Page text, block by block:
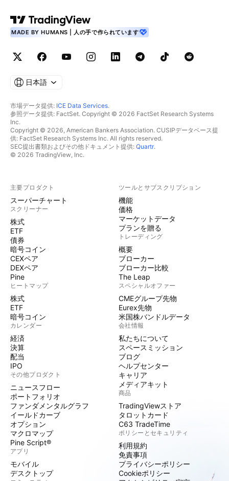
MADE BY HUMANS | 人の手で作られています
日本語
市場データ提供: ICE Data Services.
参照データ提供: FactSet. Copyright © 2026 FactSet Research Systems
Inc.
Copyright © 2026, American Bankers Association. CUSIPデータベース提
供: FactSet Research Systems Inc. All rights reserved.
SEC提出書類およびその他ドキュメント提供: Quartr.
© 2026 TradingView, Inc.
主要プロダクト
スーパーチャート
スクリーナー
株式
ETF
債券
暗号コイン
CEXペア
DEXペア
Pine
ヒートマップ
株式
ETF
暗号コイン
カレンダー
経済
決算
配当
IPO
その他プロダクト
ニュースフロー
ポートフォリオ
ファンダメンタルグラフ
イールドカーブ
オプション
マクロマップ
Pine Script®
アプリ
モバイル
デスクトップ
ツールとサブスクリプション
機能
価格
マーケットデータ
プランを贈る
トレーディング
概要
ブローカー
ブローカー比較
The Leap
スペシャルオファー
CMEグループ先物
Eurex先物
米国株バンドルデータ
会社情報
私たちについて
スペースミッション
ブログ
ヘルプセンター
キャリア
メディアキット
商品
TradingViewストア
タロットカード
C63 TradeTime
ポリシーとセキュリティ
利用規約
免責事項
プライバシーポリシー
Cookieポリシー